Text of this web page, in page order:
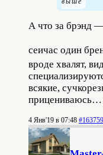
А что за брэнд
сеичас один
вроде хвалят,
всякие,
прицениваюсь…
4 Янв'19 в 07:48 #163759